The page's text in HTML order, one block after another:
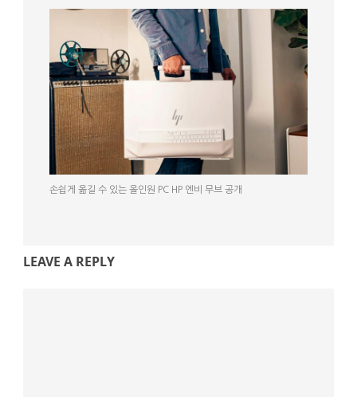
손쉽게 옮길 수 있는 올인원 PC HP 엔비 무브 공개
LEAVE A REPLY